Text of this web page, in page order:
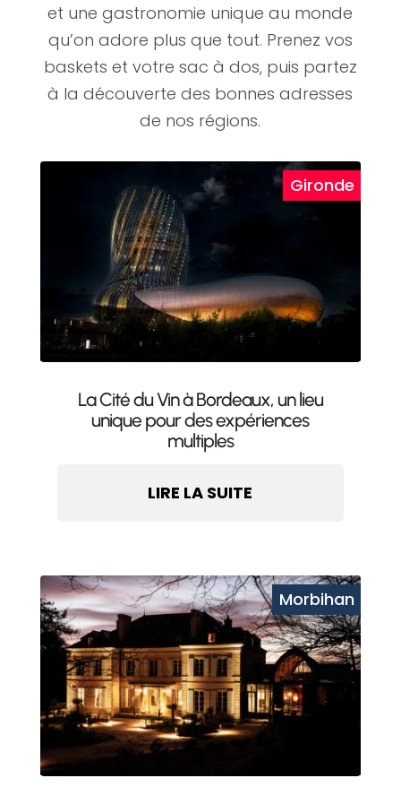
et une gastronomie unique au monde
qu’on adore plus que tout. Prenez vos
baskets et votre sac à dos, puis partez
à la découverte des bonnes adresses
de nos régions.
La Cité du Vin à Bordeaux, un lieu
unique pour des expériences
multiples
LIRE LA SUITE